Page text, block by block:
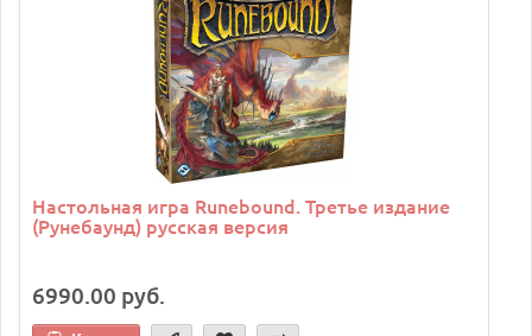
Настольная игра Runebound. Третье издание
(Рунебаунд) русская версия
6990.00 руб.